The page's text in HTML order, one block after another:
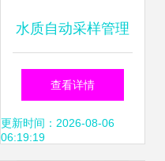
水质自动采样管理
系统与智能电网在
线监测仪的基本介
查看详情
更新时间：2026-08-06
06:19:19